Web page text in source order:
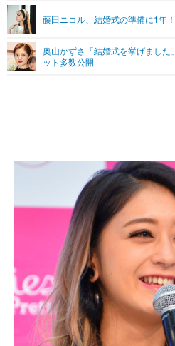
グラビア
ショッピング
プッシュ通知の停止方法
藤田ニコル、結婚式の準備に1年
奥山かずさ「結婚式を挙げました
ット多数公開